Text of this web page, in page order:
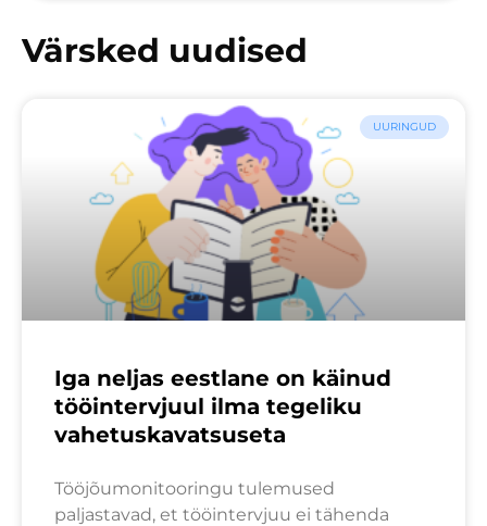
Värsked uudised
UURINGUD
Iga neljas eestlane on käinud
tööintervjuul ilma tegeliku
vahetuskavatsuseta
Tööjõumonitooringu tulemused
paljastavad, et tööintervjuu ei tähenda